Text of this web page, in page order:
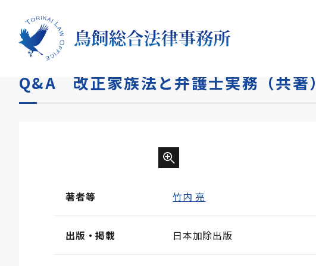
HOME
Q&A 改正家族法と弁護士実務（共著）
著者等 竹内 亮
出版・掲載 日本加除出版